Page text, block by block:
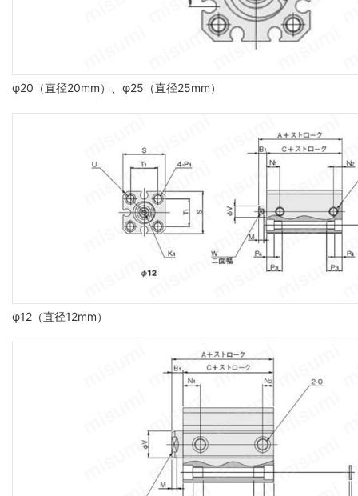
φ20（直径20mm）、φ25（直径25mm）
φ12（直径12mm）